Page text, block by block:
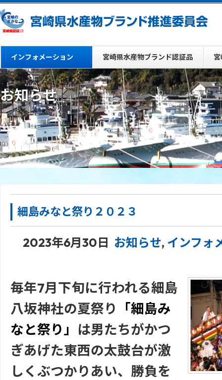
インフォメーション 宮崎県水産物ブランド認証品
お知らせ
細島みなと祭り２０２３
2023年6月30日 お知らせ, インフォ
毎年7月下旬に行われる細島
八坂神社の夏祭り
「細島み
なと祭り」 は男たちがかつ
ぎあげた東西の太鼓台が激
しくぶつかりあい、勝負を